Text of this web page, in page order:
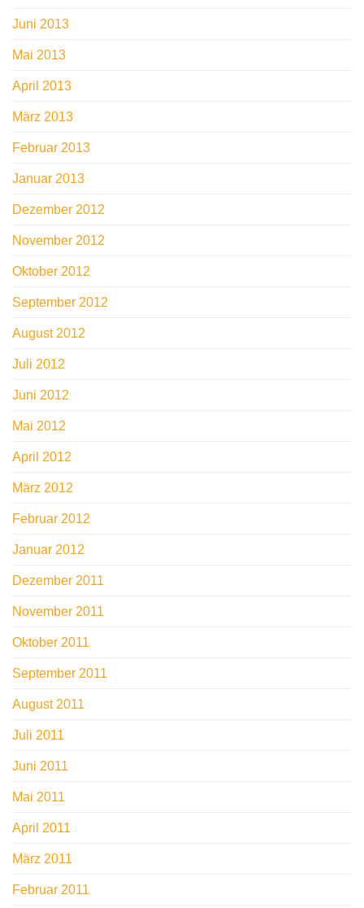
Juni 2013
Mai 2013
April 2013
März 2013
Februar 2013
Januar 2013
Dezember 2012
November 2012
Oktober 2012
September 2012
August 2012
Juli 2012
Juni 2012
Mai 2012
April 2012
März 2012
Februar 2012
Januar 2012
Dezember 2011
November 2011
Oktober 2011
September 2011
August 2011
Juli 2011
Juni 2011
Mai 2011
April 2011
März 2011
Februar 2011